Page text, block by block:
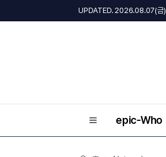
UPDATED. 2026.08.07(금)
epic-Who